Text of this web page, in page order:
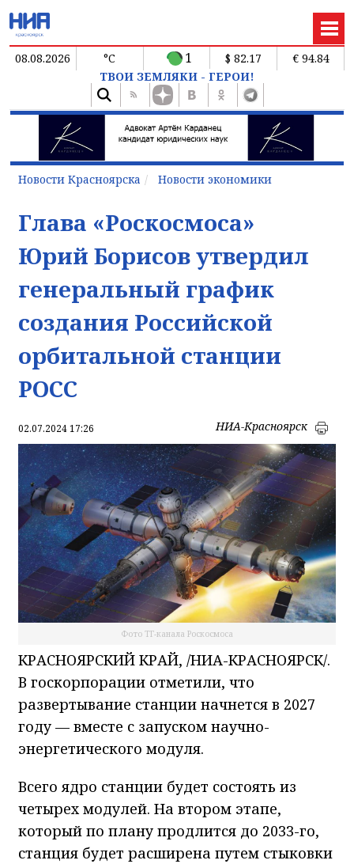
08.08.2026 °C 1 $ 82.17
€ 94.84
ТВОИ ЗЕМЛЯКИ - ГЕРОИ!
Новости Красноярска Новости экономики
Глава «Роскосмоса»
Юрий Борисов утвердил
генеральный график
создания Российской
орбитальной станции
РОСС
02.07.2024 17:26 НИА-Красноярск
Фото ТГ-канала Роскосмоса
КРАСНОЯРСКИЙ КРАЙ, /НИА-КРАСНОЯРСК/.
В госкорпорации отметили, что
развертывание станции начнется в 2027
году — вместе с запуском научно-
энергетического модуля.
Всего ядро станции будет состоять из
четырех модулей. На втором этапе,
который по плану продлится до 2033-го,
станция будет расширена путем стыковки